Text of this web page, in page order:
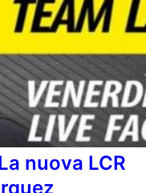
nuova LCR